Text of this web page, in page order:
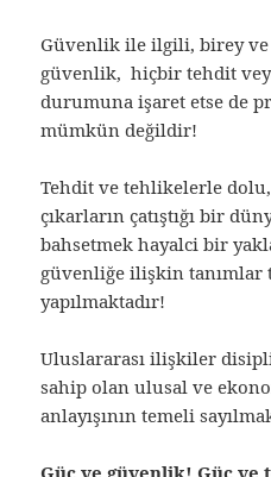
Güvenlik ile ilgili, birey
güvenlik, hiçbir tehdit
durumuna işaret etse de
mümkün değildir!
Tehdit ve tehlikelerle
çıkarların çatıştığı bir
bahsetmek hayalci bir
güvenliğe ilişkin tanımlar
yapılmaktadır!
Uluslararası ilişkiler
sahip olan ulusal ve
anlayışının temeli
Güç ve güvenlik! Güç ve